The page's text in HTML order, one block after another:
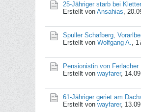
25-Jähriger starb bei
Erstellt von Ansahias,
Spuller Schafberg,
Erstellt von Wolfgang A.,
Pensionistin von Ferlacher
Erstellt von wayfarer,
61-Jähriger geriet am
Erstellt von wayfarer,